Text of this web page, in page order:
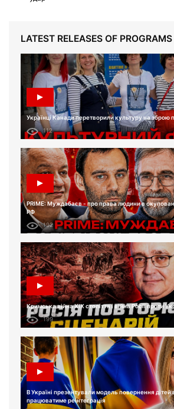
LATEST RELEASES OF PROGRAMS
Українці Канади перетворили культуру на зброю
112
PRIME: Муждабаєв - про права людини в
РФ
192
Кримська війна XIX століття і війна Росії проти
199
В Україні презентували модель повернення дітей
працюватиме реінтеграція